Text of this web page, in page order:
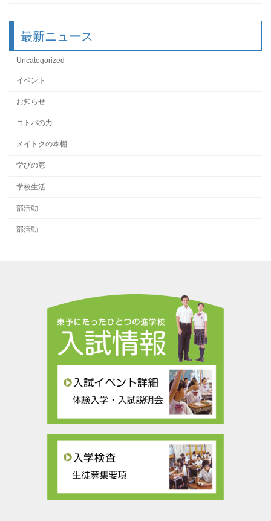
最新ニュース
Uncategorized
イベント
お知らせ
コトバの力
メイトクの本棚
学びの窓
学校生活
部活動
部活動